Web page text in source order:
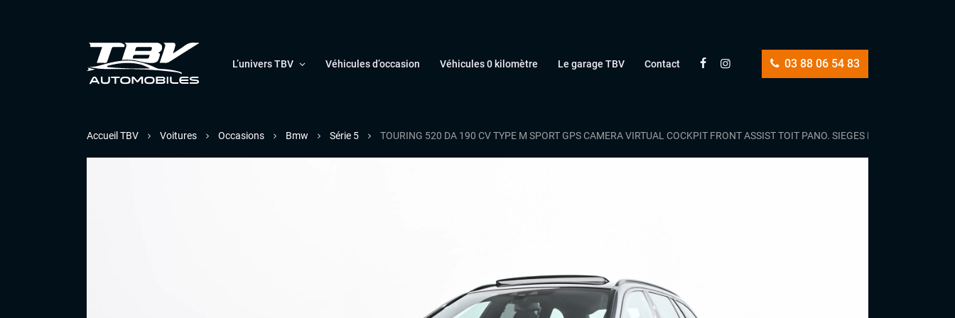
03 88 06 54 83
L’univers TBV Véhicules d’occasion Véhicules 0 kilomètre Le garage TBV Contact
Accueil TBV Voitures Occasions Bmw Série 5 TOURING 520 DA 190 CV TYPE M SPORT GPS CAMERA VIRTUAL COCKPIT FRONT ASSIST TOIT PANO. SIEGES ELEC. FULL CUIR